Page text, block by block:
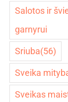
Salotos ir
garnyrui
Sriuba(56)
Sveika
Sveikas